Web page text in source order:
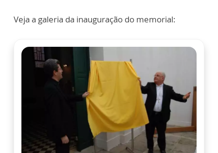
Veja a galeria da inauguração do memorial: